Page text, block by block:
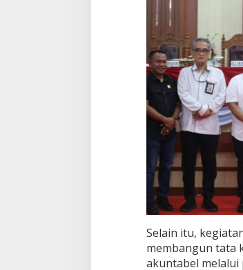
g
g
a
r
a
P
e
m
i
n
t
a
h
n
Selain itu,
membangun tata
akuntabel melalui